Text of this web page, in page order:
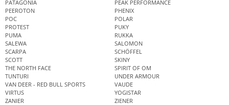
PATAGONIA
PEAK PERFORMANCE
PEEROTON
PHENIX
POC
POLAR
PROTEST
PUKY
PUMA
RUKKA
SALEWA
SALOMON
SCARPA
SCHÖFFEL
SCOTT
SKINY
THE NORTH FACE
SPIRIT OF OM
TUNTURI
UNDER ARMOUR
VAN DEER - RED BULL SPORTS
VAUDE
VIRTUS
YOGISTAR
ZANIER
ZIENER